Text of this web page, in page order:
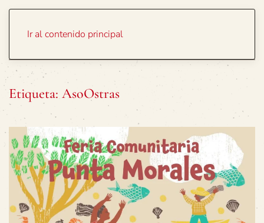
Ir al contenido principal
Etiqueta: AsoOstras